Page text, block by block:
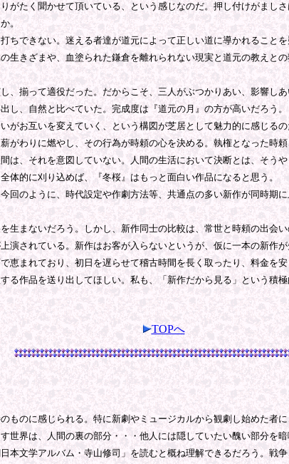
がたく聞かせて頂いている、という感じなのだ。押し付けがまし
。
できない。迷える者達が道元によって正しい道に導かれること
きざまや、血塗られた鎌倉を離れられない現実と道元の教えと
揃って適役だった。だからこそ、三人がぶつかりあい、影響し
、自然と比べていた。完成度は『道元の月』の方が高いだろう
お互いを変えていく、という構図が芝居として魅力的に感じるの
わりに燃やし、その行為が時頼の心を決める。執権となった時
、それを意図していない。人間の生活において決断とは、そう
的に刈り込めば、『冬桜』はもっと面白い作品になると思う。
のように、時代設定や作劇方法等、共通点の多い新作が同時期
まないだろう。しかし、新作同士の比較は、常世と時頼の出会
されている。新作はお客が入らないというが、仮に一本の新作
恵まれており、初日を遅らせて稽古時間を長く取ったり、料金を
作品を送り出してほしい。私も、「新作だから見る」という積
TOPへ
のに感じられる。特に新劇やミュージカルから観劇し始めた者
世界は、人間の裏の部分・・・他人には隠していたい醜い部分を
文学アルバム・寺山修司」を読むと概ね理解できるだろう。戦